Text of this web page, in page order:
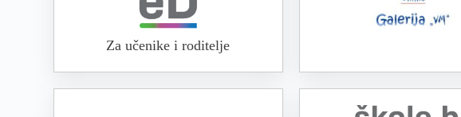
Za učenike i roditelje